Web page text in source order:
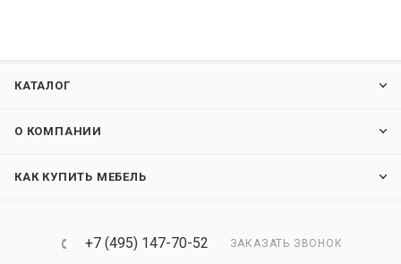
КАТАЛОГ
О КОМПАНИИ
КАК КУПИТЬ МЕБЕЛЬ
+7 (495) 147-70-52 ЗАКАЗАТЬ ЗВОНОК